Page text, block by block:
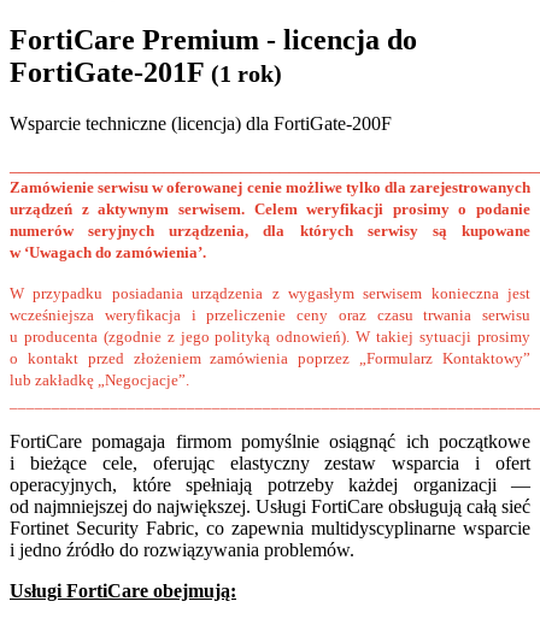
FortiCare Premium - licencja do
FortiGate-201F (1 rok)
Wsparcie techniczne (licencja) dla FortiGate-200F
Zamówienie serwisu w oferowanej cenie możliwe tylko dla zarejestrowanych
urządzeń z aktywnym serwisem. Celem weryfikacji prosimy o podanie
numerów seryjnych urządzenia, dla których serwisy są kupowane
w ‘Uwagach do zamówienia’.
W przypadku posiadania urządzenia z wygasłym serwisem konieczna jest
wcześniejsza weryfikacja i przeliczenie ceny oraz czasu trwania serwisu
u producenta (zgodnie z jego polityką odnowień). W takiej sytuacji prosimy
o kontakt przed złożeniem zamówienia poprzez „Formularz Kontaktowy”
lub zakładkę „Negocjacje”.
FortiCare pomagaja firmom pomyślnie osiągnąć ich początkowe
i bieżące cele, oferując elastyczny zestaw wsparcia i ofert
operacyjnych, które spełniają potrzeby każdej organizacji —
od najmniejszej do największej. Usługi FortiCare obsługują całą sieć
Fortinet Security Fabric, co zapewnia multidyscyplinarne wsparcie
i jedno źródło do rozwiązywania problemów.
Usługi FortiCare obejmują: